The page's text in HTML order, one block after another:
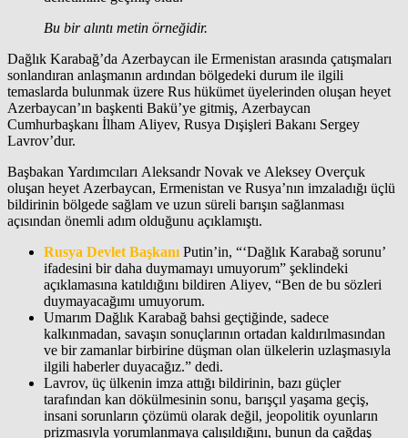
Bu bir alıntı metin örneğidir.
Dağlık Karabağ’da Azerbaycan ile Ermenistan arasında çatışmaları
sonlandıran anlaşmanın ardından bölgedeki durum ile ilgili
temaslarda bulunmak üzere Rus hükümet üyelerinden oluşan heyet
Azerbaycan’ın başkenti Bakü’ye gitmiş, Azerbaycan
Cumhurbaşkanı İlham Aliyev, Rusya Dışişleri Bakanı Sergey
Lavrov’dur.
Başbakan Yardımcıları Aleksandr Novak ve Aleksey Overçuk
oluşan heyet Azerbaycan, Ermenistan ve Rusya’nın imzaladığı üçlü
bildirinin bölgede sağlam ve uzun süreli barışın sağlanması
açısından önemli adım olduğunu açıklamıştı.
Rusya Devlet Başkanı Putin’in, “‘Dağlık Karabağ sorunu’
ifadesini bir daha duymamayı umuyorum” şeklindeki
açıklamasına katıldığını bildiren Aliyev, “Ben de bu sözleri
duymayacağımı umuyorum.
Umarım Dağlık Karabağ bahsi geçtiğinde, sadece
kalkınmadan, savaşın sonuçlarının ortadan kaldırılmasından
ve bir zamanlar birbirine düşman olan ülkelerin uzlaşmasıyla
ilgili haberler duyacağız.” dedi.
Lavrov, üç ülkenin imza attığı bildirinin, bazı güçler
tarafından kan dökülmesinin sonu, barışçıl yaşama geçiş,
insani sorunların çözümü olarak değil, jeopolitik oyunların
prizmasıyla yorumlanmaya çalışıldığını, bunun da çağdaş